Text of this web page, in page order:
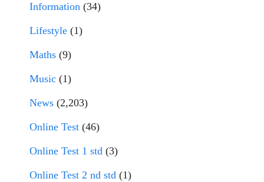
Information (34)
Lifestyle (1)
Maths (9)
Music (1)
News (2,203)
Online Test (46)
Online Test 1 std (3)
Online Test 2 nd std (1)